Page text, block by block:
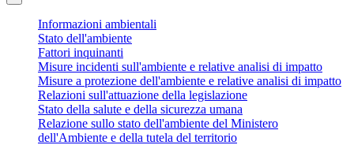
Informazioni ambientali
Stato dell'ambiente
Fattori inquinanti
Misure incidenti sull'ambiente e relative analisi di impatto
Misure a protezione dell'ambiente e relative analisi di impatto
Relazioni sull'attuazione della legislazione
Stato della salute e della sicurezza umana
Relazione sullo stato dell'ambiente del Ministero
dell'Ambiente e della tutela del territorio